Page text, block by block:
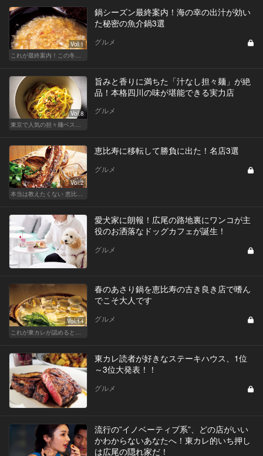
Vol.1
これが最終案内！この冬食べたい秘密の鍋
鍋シーズン最終案内！海の幸の出汁が効い
た秘密の魚介鍋3選
グルメ
Vol.8
東京で人気の担々麺ベストセレクション！
旨みと香りに満ちた「汁なし担々麺」が絶
品！本格四川の味が堪能できる実力店
グルメ
Vol.2
本当は教えたくない 恵比寿・広尾の名店15
恵比寿に移転して勝負に出た！名店3選
グルメ
愛犬家に朗報！広尾の路地裏にワンコが主
役のお洒落なドッグカフェが誕生！
グルメ
Vol.14
これが東カレが認めるとっておきの和食店
春のあさり鍋を恵比寿の古き良き店で嗜ん
でこそ大人です
グルメ
東カレ読者が好きなステーキハウス、1位
～3位大発表！！
グルメ
流行の”イノベーティブ系”、どの店がいい
かわからないあなたへ！東カレ的いち押し
は広尾の隠れ家だ！